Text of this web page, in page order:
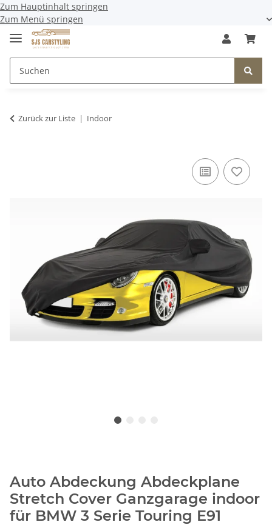
Zum Hauptinhalt springen
Zum Menü springen
Zurück zur Liste Indoor
Auto Abdeckung Abdeckplane
Stretch Cover Ganzgarage indoor
für BMW 3 Serie Touring E91